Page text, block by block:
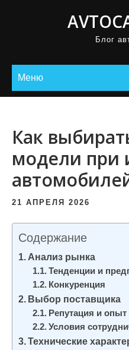
Блог
Меню
Как
модели при
21 АПРЕЛЯ 2026
Содержание
Анализ рынка
Тенденции и
Конкуренция
Выбор поставщика
Репутация и опыт
Условия
Технические